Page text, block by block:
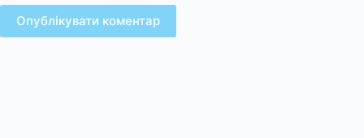
Опублікувати коментар